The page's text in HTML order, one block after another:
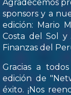
Agradecemos
sponsors y a
edición: Mario
Costa del Sol y
Finanzas del
Gracias a
edición de
éxito. ¡Nos